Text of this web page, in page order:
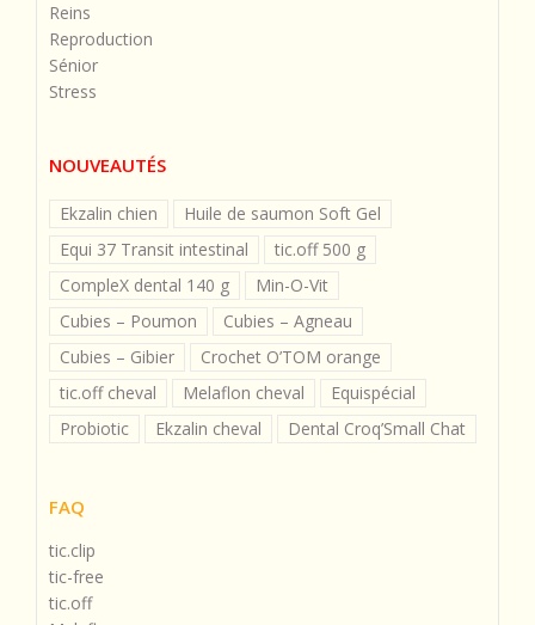
Reins
Reproduction
Sénior
Stress
NOUVEAUTÉS
Ekzalin chien
Huile de saumon Soft Gel
Equi 37 Transit intestinal
tic.off 500 g
CompleX dental 140 g
Min-O-Vit
Cubies – Poumon
Cubies – Agneau
Cubies – Gibier
Crochet O’TOM orange
tic.off cheval
Melaflon cheval
Equispécial
Probiotic
Ekzalin cheval Dental Croq’Small Chat
FAQ
tic.clip
tic-free
tic.off